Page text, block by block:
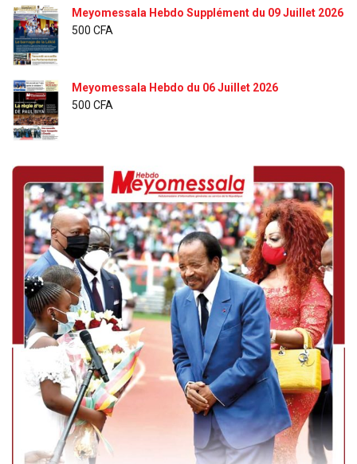
Meyomessala Hebdo Supplément du 09 Juillet 2026
500 CFA
Meyomessala Hebdo du 06 Juillet 2026
500 CFA